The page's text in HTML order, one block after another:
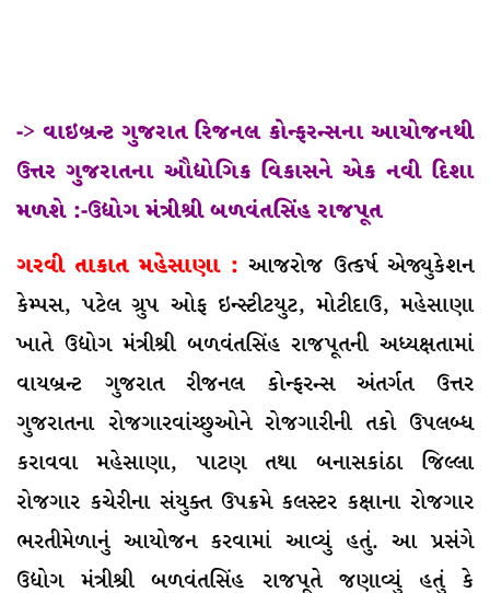
-> વાઇબ્રન્ટ ગુજરાત રિજનલ કોન્ફરન્સના આયોજનથી
ઉત્તર ગુજરાતના ઔદ્યોગિક વિકાસને એક નવી દિશા
મળશે :-ઉદ્યોગ મંત્રીશ્રી બળવંતસિંહ રાજપૂત
ગરવી તાકાત મહેસાણા :આજરોજ ઉત્કર્ષ એજ્યુકેશન
કેમ્પસ, પટેલ ગ્રુપ ઓફ ઇન્સ્ટીટયુટ, મોટીદાઉ, મહેસાણા
ખાતે ઉદ્યોગ મંત્રીશ્રી બળવંતસિંહ રાજપૂતની અધ્યક્ષતામાં
વાયબ્રન્ટ ગુજરાત રીજનલ કોન્ફરન્સ અંતર્ગત ઉત્તર
ગુજરાતના રોજગારવાંચ્છુઓને રોજગારીની તકો ઉપલબ્ધ
કરાવવા મહેસાણા, પાટણ તથા બનાસકાંઠા જિલ્લા
રોજગાર કચેરીના સંયુક્ત ઉપક્રમે કલસ્ટર કક્ષાના રોજગાર
ભરતીમેળાનું આયોજન કરવામાં આવ્યું હતું. આ પ્રસંગે
ઉદ્યોગ મંત્રીશ્રી બળવંતસિંહ રાજપૂતે જણાવ્યું હતું કે